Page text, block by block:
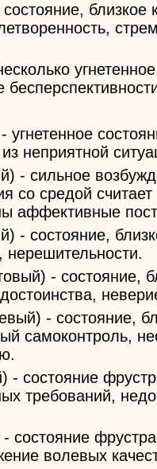
близкое
неприятной
- сильное
со средой
аффективные
- состояние,
нерешительности.
- состояние,
- состояние,
самоконтроль,
- состояние
требований,
состояние
волевых